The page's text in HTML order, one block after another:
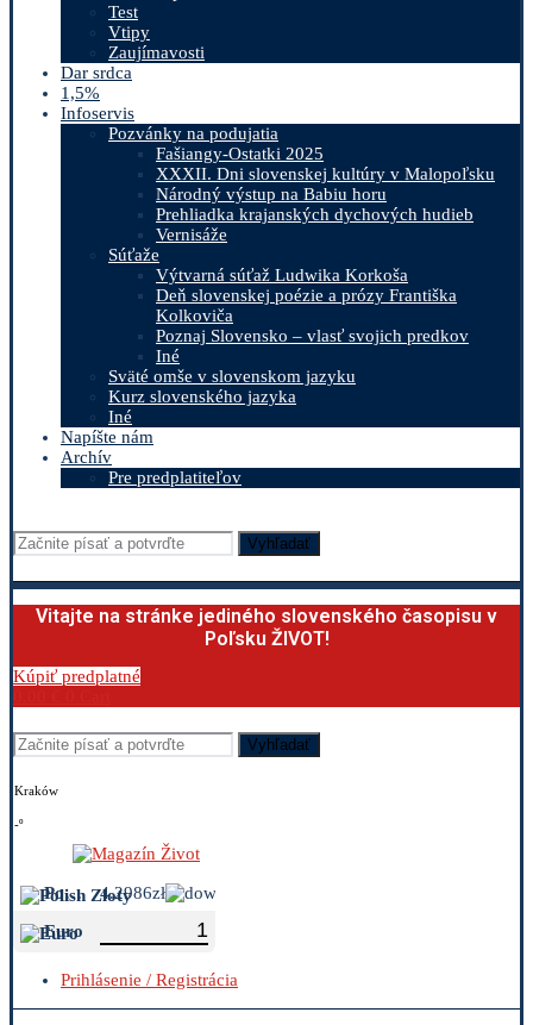
Test
Vtipy
Zaujímavosti
Dar srdca
1,5%
Infoservis
Pozvánky na podujatia
Fašiangy-Ostatki 2025
XXXII. Dni slovenskej kultúry v Malopoľsku
Národný výstup na Babiu horu
Prehliadka krajanských dychových hudieb
Vernisáže
Súťaže
Výtvarná súťaž Ludwika Korkoša
Deň slovenskej poézie a prózy Františka
Kolkoviča
Poznaj Slovensko – vlasť svojich predkov
Iné
Sväté omše v slovenskom jazyku
Kurz slovenského jazyka
Iné
Napíšte nám
Archív
Pre predplatiteľov
Vyhľadať
Vitajte na stránke jediného slovenského časopisu v
Poľsku ŽIVOT!
Kúpiť predplatné
Vyhľadať
Kraków
-º
Polish Zloty
4.2986zł
Euro
Prihlásenie / Registrácia